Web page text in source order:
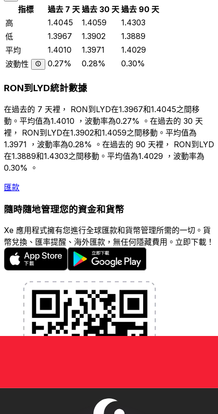
指標 過去 7 天 過去 30 天 過去 90 天
高
1.4045 1.4059
1.4303
低
1.3967 1.3902
1.3889
平均
1.4010 1.3971
1.4029
波動性
0.27% 0.28% 0.30%
RON到LYD統計數據
在過去的 7 天裡， RON到LYD在1.3967和1.4045之間移
動。平均值為1.4010 ，波動率為0.27% 。在過去的 30 天
裡， RON到LYD在1.3902和1.4059之間移動。平均值為
1.3971 ，波動率為0.28% 。在過去的 90 天裡， RON到LYD
在1.3889和1.4303之間移動。平均值為1.4029 ，波動率為
0.30% 。
匯款
隨時隨地管理您的資金和貨幣
Xe 應用程式擁有您進行全球匯款和貨幣管理所需的一切。貨
幣兌換、匯率提醒、海外匯款，無任何隱藏費用。立即下載！